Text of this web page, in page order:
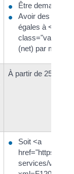
Être demandeur
Avoir des
égales à <span
(net) par mois
À partir de 25 ans
Soit <a
href="https://
services/vos-